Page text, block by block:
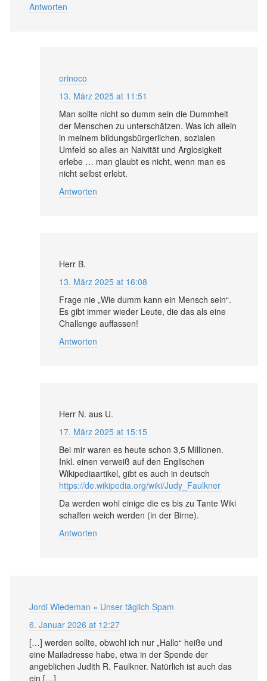
Antworten
orinoco
13. März 2025 at 11:51
Man sollte nicht so dumm sein die Dummheit
der Menschen zu unterschätzen. Was ich allein
in meinem bildungsbürgerlichen, sozialen
Umfeld so alles an Naivität und Arglosigkeit
erlebe … man glaubt es nicht, wenn man es
nicht selbst erlebt.
Antworten
Herr B.
13. März 2025 at 16:08
Frage nie „Wie dumm kann ein Mensch sein“.
Es gibt immer wieder Leute, die das als eine
Challenge auffassen!
Antworten
Herr N. aus U.
17. März 2025 at 15:15
Bei mir waren es heute schon 3,5 Millionen.
Inkl. einen verweiß auf den Englischen
Wikipediaartikel, gibt es auch in deutsch
https://de.wikipedia.org/wiki/Judy_Faulkner
Da werden wohl einige die es bis zu Tante Wiki
schaffen weich werden (in der Birne).
Antworten
Jordi Wiedeman « Unser täglich Spam
6. Januar 2026 at 12:27
[…] werden sollte, obwohl ich nur „Hallo“ heiße und
eine Mailadresse habe, etwa in der Spende der
angeblichen Judith R. Faulkner. Natürlich ist auch das
ein […]